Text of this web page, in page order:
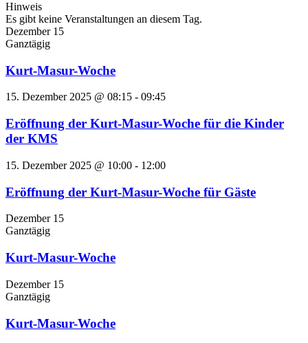
Hinweis
Es gibt keine Veranstaltungen an diesem Tag.
Dezember 15
Ganztägig
Kurt-Masur-Woche
15. Dezember 2025 @ 08:15 - 09:45
Eröffnung der Kurt-Masur-Woche für die Kinder
der KMS
15. Dezember 2025 @ 10:00 - 12:00
Eröffnung der Kurt-Masur-Woche für Gäste
Dezember 15
Ganztägig
Kurt-Masur-Woche
Dezember 15
Ganztägig
Kurt-Masur-Woche